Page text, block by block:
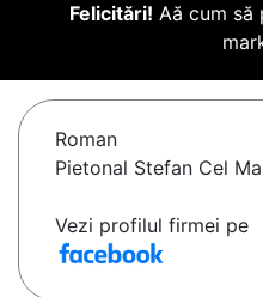
Felicitări! Aă cum să
Roman
Pietonal Stefan Cel
Vezi profilul firmei pe